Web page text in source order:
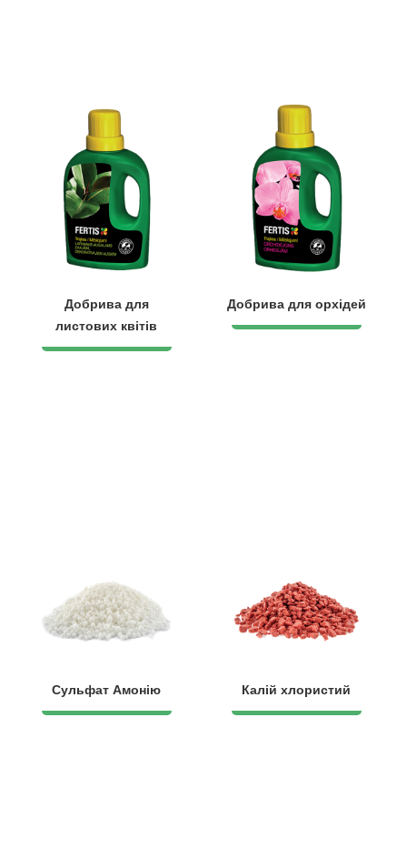
Добрива для
листових квітів
Добрива для орхідей
Сульфат Амонію Калій хлористий